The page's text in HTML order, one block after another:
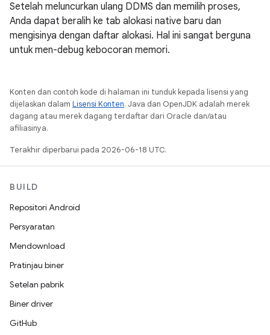
Setelah meluncurkan ulang DDMS dan memilih proses,
Anda dapat beralih ke tab alokasi native baru dan
mengisinya dengan daftar alokasi. Hal ini sangat berguna
untuk men-debug kebocoran memori.
Konten dan contoh kode di halaman ini tunduk kepada lisensi yang
dijelaskan dalam Lisensi Konten. Java dan OpenJDK adalah merek
dagang atau merek dagang terdaftar dari Oracle dan/atau
afiliasinya.
Terakhir diperbarui pada 2026-06-18 UTC.
BUILD
Repositori Android
Persyaratan
Mendownload
Pratinjau biner
Setelan pabrik
Biner driver
GitHub